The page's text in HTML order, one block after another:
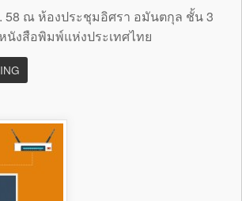
58 ณ ห้องประชุมอิศรา อมันตกุล ชั้น 3
งสือพิมพ์แห่งประเทศไทย